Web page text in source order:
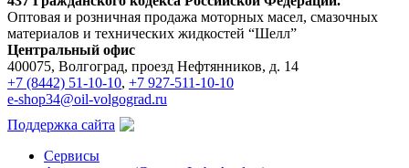
Оптовая и розничная продажа моторных масел, смазочных
материалов и технических жидкостей “Шелл”
Центральный офис
400075, Волгоград, проезд Нефтянников, д. 14
+7 (8442) 51-10-10, +7 927-511-10-10
e-shop34@oil-volgograd.ru
Поддержка сайта
Сервисы